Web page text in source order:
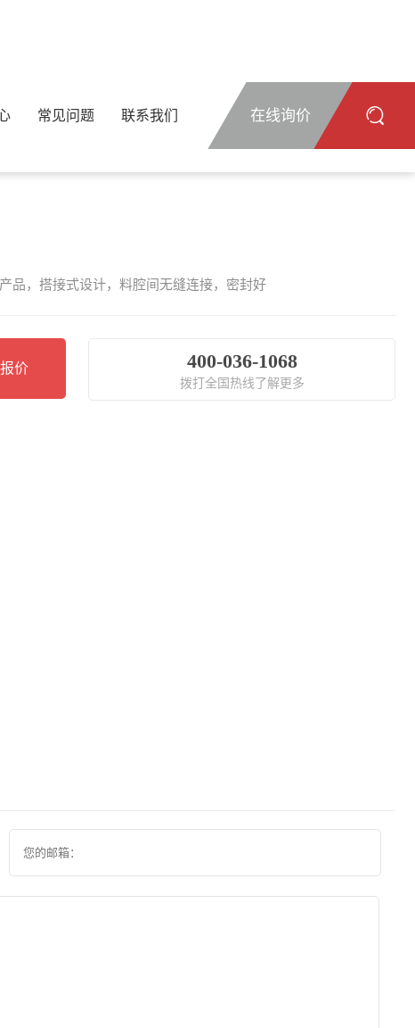
常见问题 联系我们 在线询价
品，搭接式设计，料腔间无缝连接，密封好
价 400-036-1068
拨打全国热线了解更多